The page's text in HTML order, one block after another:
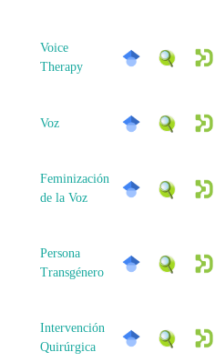
Voice
Therapy
Voz
Feminización
de la Voz
Persona
Transgénero
Intervención
Quirúrgica